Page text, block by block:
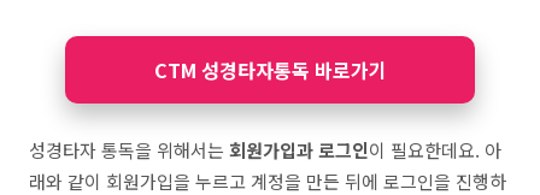
CTM 성경타자통독 바로가기
성경타자 통독을 위해서는 회원가입과 로그인이 필요한데요. 아
래와 같이 회원가입을 누르고 계정을 만든 뒤에 로그인을 진행하